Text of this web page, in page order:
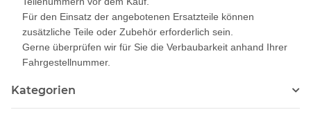
Für den Einsatz der angebotenen Ersatzteile können
zusätzliche Teile oder Zubehör erforderlich sein.
Gerne überprüfen wir für Sie die Verbaubarkeit anhand Ihrer
Fahrgestellnummer.
Kategorien